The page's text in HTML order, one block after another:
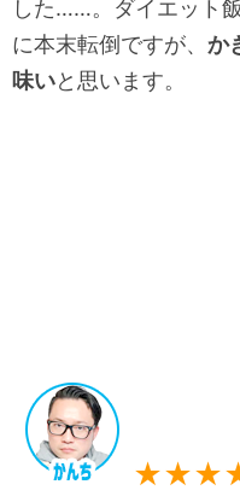
した……。ダイエット
に本末転倒ですが、 か
味いと思います。